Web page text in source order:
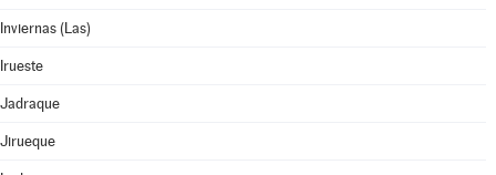
Inviernas (Las)
Irueste
Jadraque
Jirueque